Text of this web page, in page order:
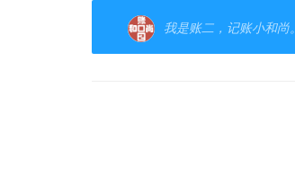
我是账二，记账小和尚。